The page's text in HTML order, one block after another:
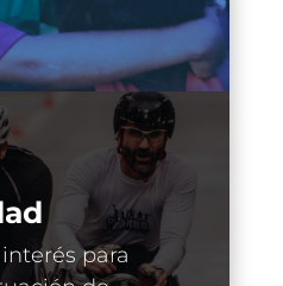
para